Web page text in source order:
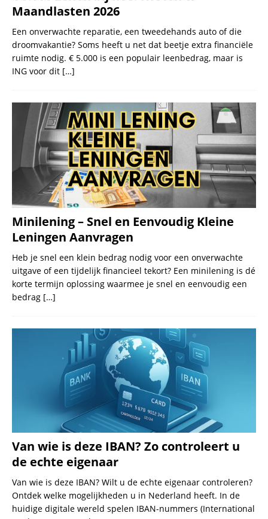
Maandlasten 2026
Een onverwachte reparatie, een tweedehands auto of die
droomvakantie? Soms heeft u net dat beetje extra financiële
ruimte nodig. € 5.000 is een populair leenbedrag, maar is
ING voor dit […]
Minilening – Snel en Eenvoudig Kleine
Leningen Aanvragen
Heb je snel een klein bedrag nodig voor een onverwachte
uitgave of een tijdelijk financieel tekort? Een minilening is dé
korte termijn oplossing waarmee je snel en eenvoudig een
bedrag […]
Van wie is deze IBAN? Zo controleert u
de echte eigenaar
Van wie is deze IBAN? Wilt u de echte eigenaar controleren?
Ontdek welke mogelijkheden u in Nederland heeft. In de
huidige digitale wereld spelen IBAN-nummers (International